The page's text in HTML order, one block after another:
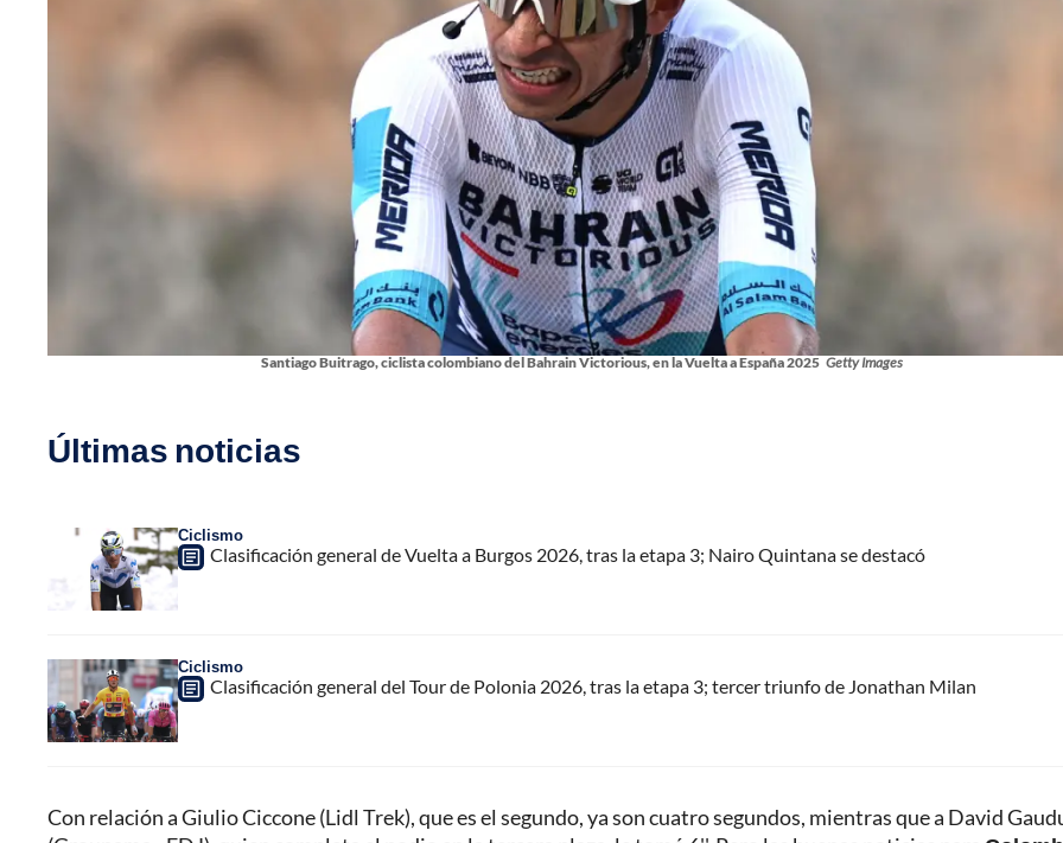
Santiago Buitrago, ciclista colombiano del Bahrain Victorious, en la Vuelta a España 2025 Getty Images
Últimas noticias
Ciclismo
Clasificación general de Vuelta a Burgos 2026, tras la etapa 3; Nairo Quintana se destacó
Ciclismo
Clasificación general del Tour de Polonia 2026, tras la etapa 3; tercer triunfo de Jonathan Milan
Con relación a Giulio Ciccone (Lidl Trek), que es el segundo, ya son cuatro segundos, mientras que a David